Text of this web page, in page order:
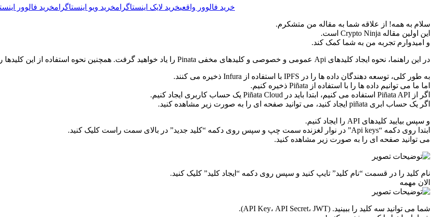
خرید فالوور واقعیخرید لایک اینستاگرامخرید ویو اینستاگرامخرید فالوور
سلام به همه! از علاقه شما به مقاله من متشکرم.
این اولین مقاله Crypto Ninja است.
و امیدوارم تجربه من به شما کمک کند.
در این راهنما، نحوه ایجاد کلیدهای Api عمومی و خصوصی و کلیدهای مخفی Pinata را یاد خواهید گرفت. همچنین نحوه استفاده از این کلیدها را در NFT Marketplace بررسی خواهیم کرد.
به طور کلی، توسعه دهندگان داده ها را در IPFS با استفاده از Infura ذخیره می کنند.
اما ما می توانیم داده ها را با استفاده از Piñata ذخیره کنیم.
اگر از Piñata API استفاده می کنیم، ابتدا باید در Piñata Cloud یک حساب کاربری ایجاد کنیم.
اگر یک حساب ابری piñata ایجاد کنید، می توانید صفحه ای را به صورت زیر مشاهده کنید.
و سپس بیایید کلیدهای API را ایجاد کنیم.
ابتدا روی دکمه “Api keys” در نوار لغزنده سمت چپ و سپس روی دکمه “کلید جدید” در بالای سمت راست کلیک کنید.
می توانید صفحه ای را به صورت زیر مشاهده کنید.
نام کلید را در قسمت “نام کلید” تایپ کنید و سپس روی دکمه “ایجاد کلید” کلیک کنید.
الان مهمه
شما می توانید سه کلید را ببینید. (API Key، API Secret، JWT).